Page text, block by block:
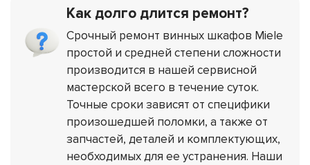
Как долго длится ремонт?
Срочный ремонт винных шкафов Miele
простой и средней степени сложности
производится в нашей сервисной
мастерской всего в течение суток.
Точные сроки зависят от специфики
произошедшей поломки, а также от
запчастей, деталей и комплектующих,
необходимых для ее устранения. Наши